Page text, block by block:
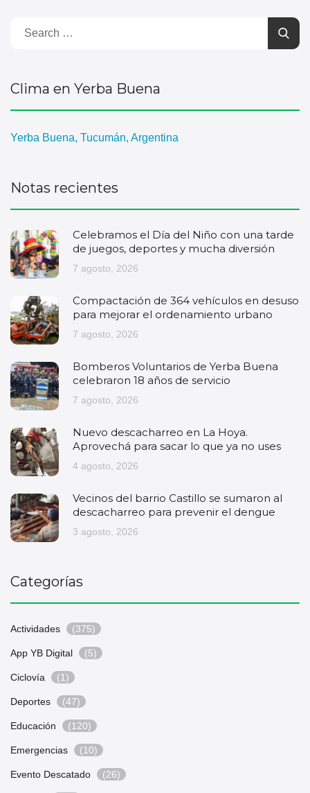
Clima en Yerba Buena
Yerba Buena, Tucumán, Argentina
Notas recientes
Celebramos el Día del Niño con una tarde
de juegos, deportes y mucha diversión
7 agosto, 2026
Compactación de 364 vehículos en desuso
para mejorar el ordenamiento urbano
7 agosto, 2026
Bomberos Voluntarios de Yerba Buena
celebraron 18 años de servicio
7 agosto, 2026
Nuevo descacharreo en La Hoya.
Aprovechá para sacar lo que ya no uses
4 agosto, 2026
Vecinos del barrio Castillo se sumaron al
descacharreo para prevenir el dengue
3 agosto, 2026
Categorías
Actividades (375)
App YB Digital (5)
Ciclovía (1)
Deportes (47)
Educación (120)
Emergencias (10)
Evento Descatado (26)